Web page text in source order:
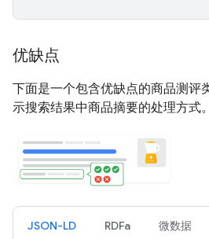
优缺点
下面是一个包含优缺点的商品测评
示搜索结果中商品摘要的处理方式。
JSON-LD RDFa 微数据